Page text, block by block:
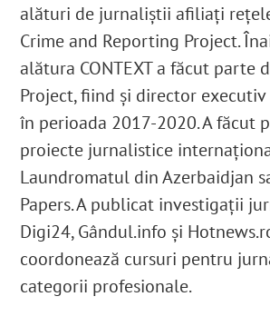
alături de jurnaliștii afiliați
Crime and Reporting Project.
alătura CONTEXT a făcut parte
Project, fiind și director
în perioada 2017-2020. A făcut
proiecte jurnalistice
Laundromatul din Azerbaidjan
Papers. A publicat investigații
Digi24, Gândul.info și
coordonează cursuri pentru
categorii profesionale.